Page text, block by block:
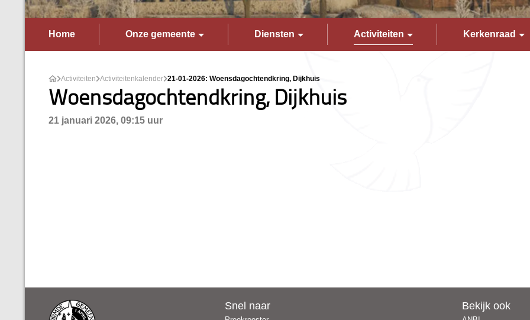
Home Onze gemeente Diensten Activiteiten Kerkenraad
Activiteiten Activiteitenkalender 21-01-2026: Woensdagochtendkring, Dijkhuis
Woensdagochtendkring, Dijkhuis
21 januari 2026, 09:15 uur
Snel naar Bekijk ook